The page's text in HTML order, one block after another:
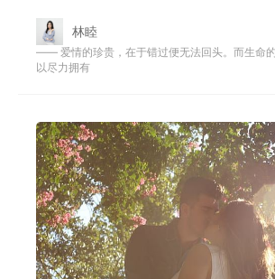
林睦
—— 爱情的珍贵，在于错过便无法回头。而生命
以尽力拥有